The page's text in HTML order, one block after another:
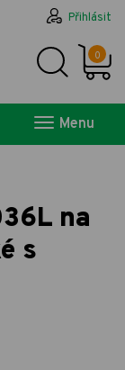
Přihlásit
0
Menu
na
s